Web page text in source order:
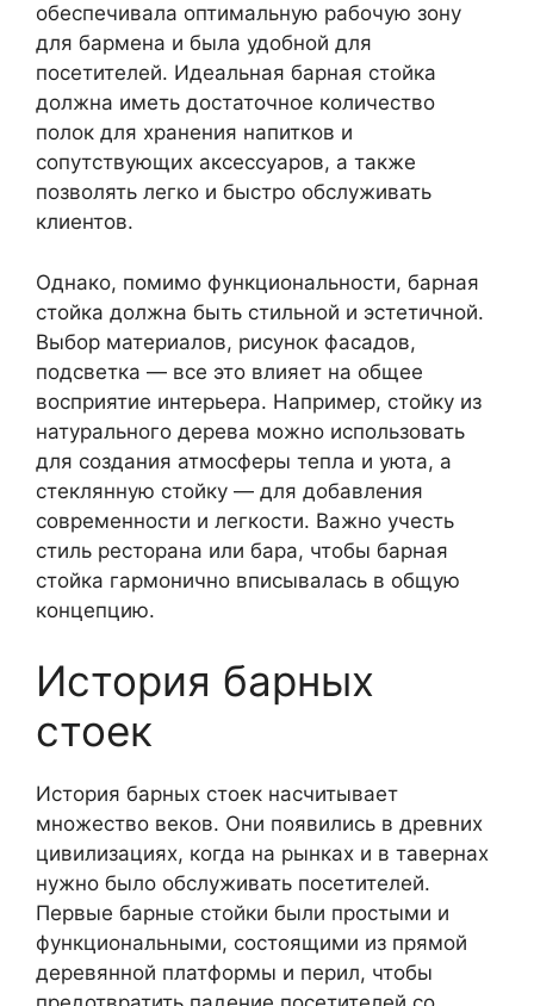
обеспечивала оптимальную рабочую зону
для бармена и была удобной для
посетителей. Идеальная барная стойка
должна иметь достаточное количество
полок для хранения напитков и
сопутствующих аксессуаров, а также
позволять легко и быстро обслуживать
клиентов.
Однако, помимо функциональности, барная
стойка должна быть стильной и эстетичной.
Выбор материалов, рисунок фасадов,
подсветка — все это влияет на общее
восприятие интерьера. Например, стойку из
натурального дерева можно использовать
для создания атмосферы тепла и уюта, а
стеклянную стойку — для добавления
современности и легкости. Важно учесть
стиль ресторана или бара, чтобы барная
стойка гармонично вписывалась в общую
концепцию.
История барных
стоек
История барных стоек насчитывает
множество веков. Они появились в древних
цивилизациях, когда на рынках и в тавернах
нужно было обслуживать посетителей.
Первые барные стойки были простыми и
функциональными, состоящими из прямой
деревянной платформы и перил, чтобы